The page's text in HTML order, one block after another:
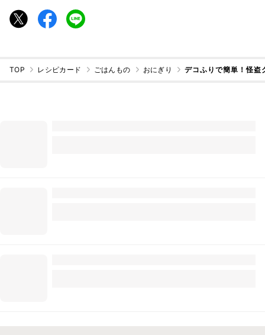
TOP レシピカード ごはんもの おにぎり デコふりで簡単！怪盗